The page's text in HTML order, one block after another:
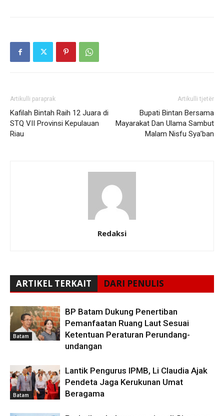
Artikulli paraprak
Kafilah Bintah Raih 12 Juara di
STQ VII Provinsi Kepulauan
Riau
Artikulli tjetër
Bupati Bintan Bersama
Mayarakat Dan Ulama Sambut
Malam Nisfu Sya’ban
Redaksi
ARTIKEL TERKAIT DARI PENULIS
Batam
BP Batam Dukung Penertiban
Pemanfaatan Ruang Laut Sesuai
Ketentuan Peraturan Perundang-
undangan
Batam
Lantik Pengurus IPMB, Li Claudia Ajak
Pendeta Jaga Kerukunan Umat
Beragama